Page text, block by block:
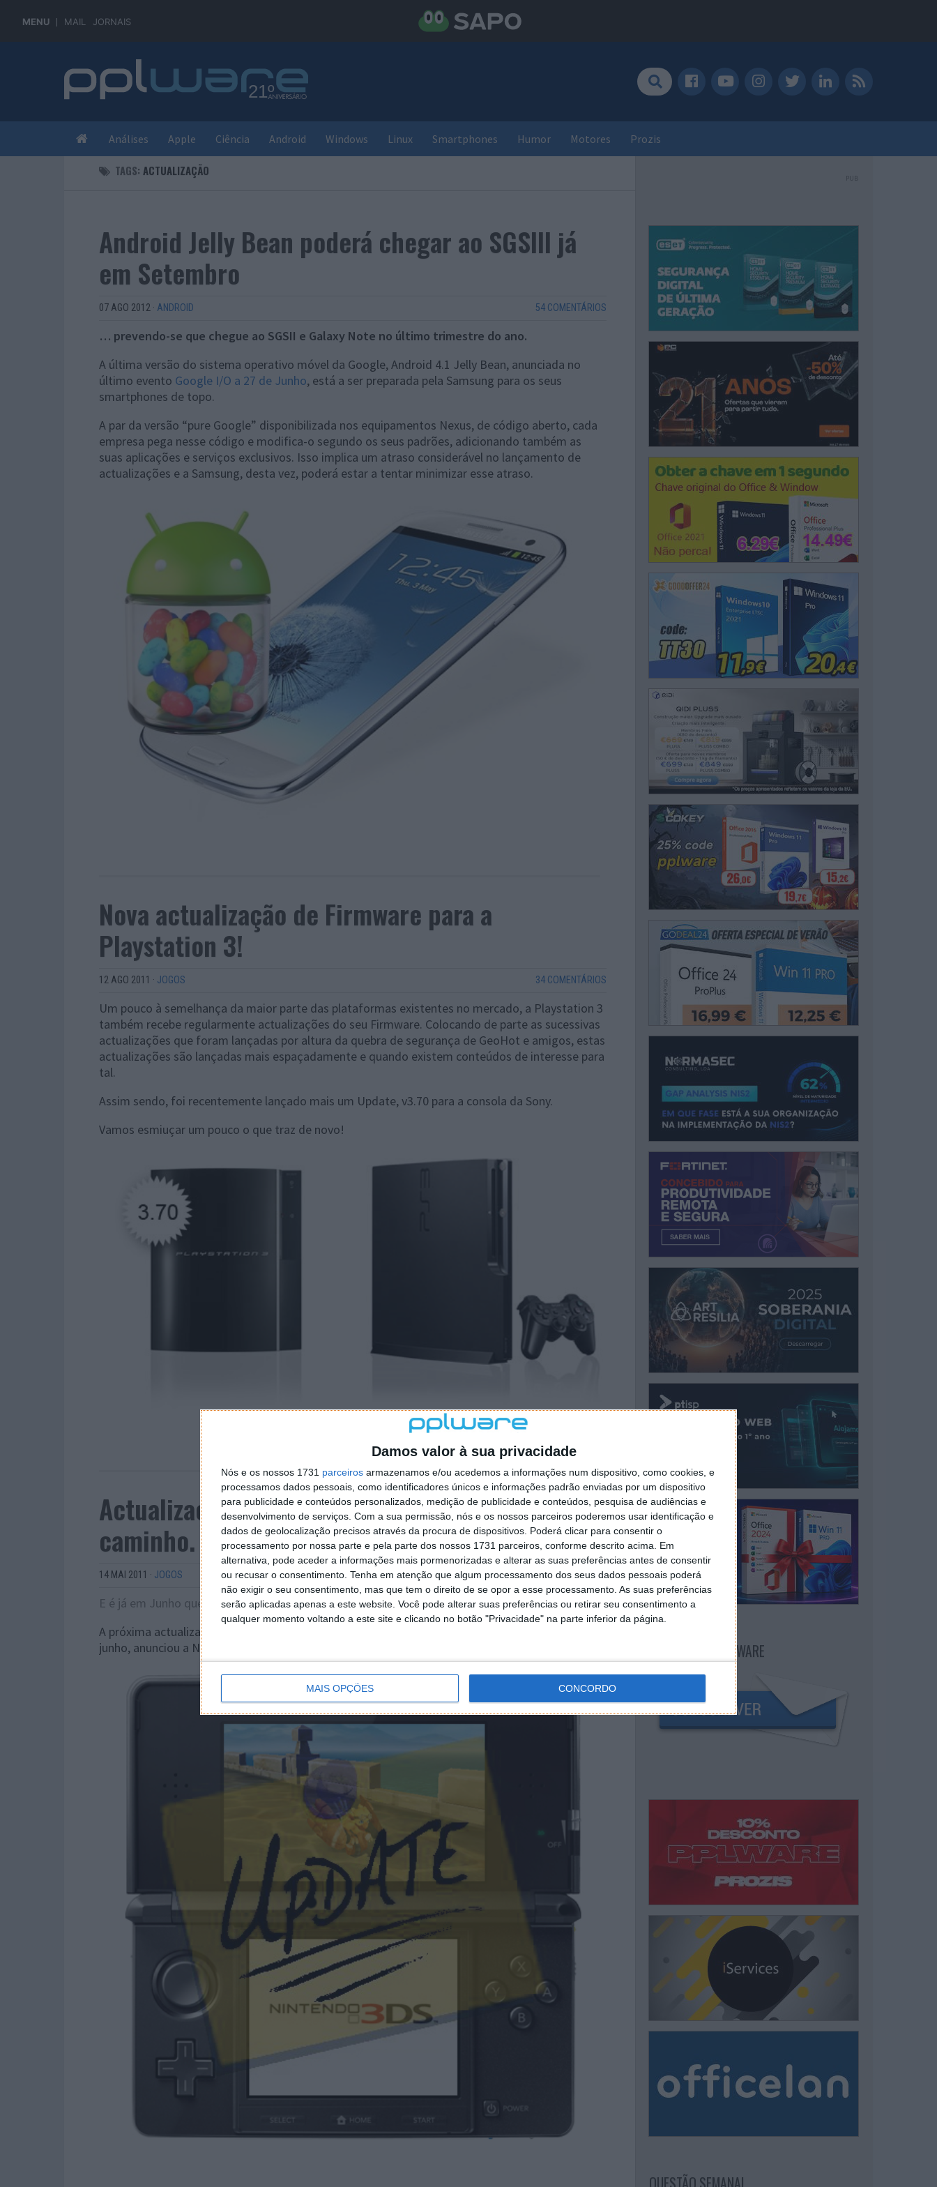
Damos valor à sua privacidade
Nós e os nossos 1731 parceiros armazenamos e/ou acedemos a informações num dispositivo, como cookies, e
processamos dados pessoais, como identificadores únicos e informações padrão enviadas por um dispositivo
para publicidade e conteúdos personalizados, medição de publicidade e conteúdos, pesquisa de audiências e
desenvolvimento de serviços. Com a sua permissão, nós e os nossos parceiros poderemos usar identificação e
dados de geolocalização precisos através da procura de dispositivos. Poderá clicar para consentir o
processamento por nossa parte e pela parte dos nossos 1731 parceiros, conforme descrito acima. Em
alternativa, pode aceder a informações mais pormenorizadas e alterar as suas preferências antes de consentir
ou recusar o consentimento. Tenha em atenção que algum processamento dos seus dados pessoais poderá
não exigir o seu consentimento, mas que tem o direito de se opor a esse processamento. As suas preferências
serão aplicadas apenas a este website. Você pode alterar suas preferências ou retirar seu consentimento a
qualquer momento voltando a este site e clicando no botão "Privacidade" na parte inferior da página.
MAIS OPÇÕES CONCORDO
MENU MAIL JORNAIS
Análises Apple Ciência Android Windows Linux Smartphones Humor Motores Prozis
TAGS: ACTUALIZAÇÃO
Android Jelly Bean poderá chegar ao SGSIII já
em Setembro
07 AGO 2012 · ANDROID 54 COMENTÁRIOS
… prevendo-se que chegue ao SGSII e Galaxy Note no último trimestre do ano.
A última versão do sistema operativo móvel da Google, Android 4.1 Jelly Bean, anunciada no
último evento Google I/O a 27 de Junho, está a ser preparada pela Samsung para os seus
smartphones de topo.
A par da versão “pure Google” disponibilizada nos equipamentos Nexus, de código aberto, cada
empresa pega nesse código e modifica-o segundo os seus padrões, adicionando também as
suas aplicações e serviços exclusivos. Isso implica um atraso considerável no lançamento de
actualizações e a Samsung, desta vez, poderá estar a tentar minimizar esse atraso.
Nova actualização de Firmware para a
Playstation 3!
12 AGO 2011 · JOGOS 34 COMENTÁRIOS
Um pouco à semelhança da maior parte das plataformas existentes no mercado, a Playstation 3
também recebe regularmente actualizações do seu Firmware. Colocando de parte as sucessivas
actualizações que foram lançadas por altura da quebra de segurança de GeoHot e amigos, estas
actualizações são lançadas mais espaçadamente e quando existem conteúdos de interesse para
tal.
Assim sendo, foi recentemente lançado mais um Update, v3.70 para a consola da Sony.
Vamos esmiuçar um pouco o que traz de novo!
Actualização de sistema da Nintendo 3DS a
caminho.
14 MAI 2011 · JOGOS 1 COMENTÁRIO
E é já em Junho que chega…
A próxima actualização de sistema para a consola portátil Nintendo 3DS vai ter lugar a 7 de
junho, anunciou a Nintendo of Europe.
PUB
NEWSLETTER PPLWARE